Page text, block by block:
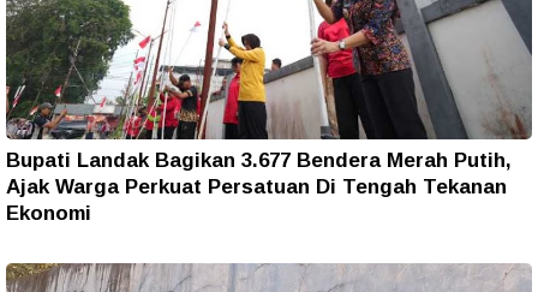
Bupati Landak Bagikan 3.677 Bendera Merah Putih,
Ajak Warga Perkuat Persatuan Di Tengah Tekanan
Ekonomi